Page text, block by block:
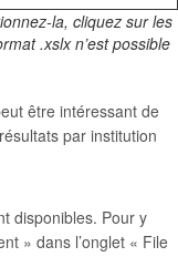
la, cliquez sur les
.xslx n’est possible
être intéressant de
par institution
disponibles. Pour y
» dans l’onglet « File